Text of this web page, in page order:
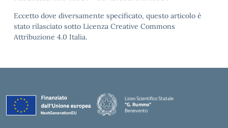
Eccetto dove diversamente specificato, questo articolo è
stato rilasciato sotto Licenza Creative Commons
Attribuzione 4.0 Italia.
Liceo Scientifico Statale
"G. Rummo"
Benevento